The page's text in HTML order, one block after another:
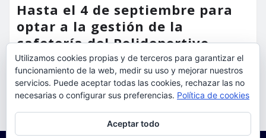
Hasta el 4 de septiembre para
optar a la gestión de la
cafetería del Polideportivo
Anabel Medina de Torrent
torrent al dia Ago 6, 2026
Utilizamos cookies propias y de terceros para garantizar el
funcionamiento de la web, medir su uso y mejorar nuestros
servicios. Puede aceptar todas las cookies, rechazar las no
necesarias o configurar sus preferencias. Política de cookies
Aceptar todo